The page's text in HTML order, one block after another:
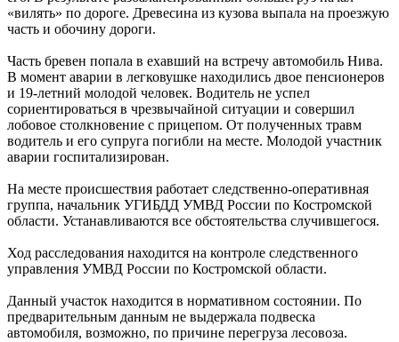
«вилять» по дороге. Древесина из кузова выпала на проезжую
часть и обочину дороги.
Часть бревен попала в ехавший на встречу автомобиль Нива.
В момент аварии в легковушке находились двое пенсионеров
и 19-летний молодой человек. Водитель не успел
сориентироваться в чрезвычайной ситуации и совершил
лобовое столкновение с прицепом. От полученных травм
водитель и его супруга погибли на месте. Молодой участник
аварии госпитализирован.
На месте происшествия работает следственно-оперативная
группа, начальник УГИБДД УМВД России по Костромской
области. Устанавливаются все обстоятельства случившегося.
Ход расследования находится на контроле следственного
управления УМВД России по Костромской области.
Данный участок находится в нормативном состоянии. По
предварительным данным не выдержала подвеска
автомобиля, возможно, по причине перегруза лесовоза.